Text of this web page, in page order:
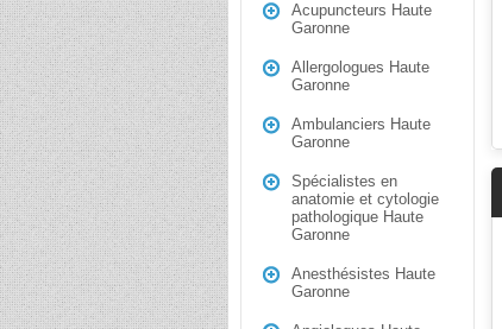
Acupuncteurs Haute
Garonne
Allergologues Haute
Garonne
Ambulanciers Haute
Garonne
Spécialistes en
anatomie et cytologie
pathologique Haute
Garonne
Anesthésistes Haute
Garonne